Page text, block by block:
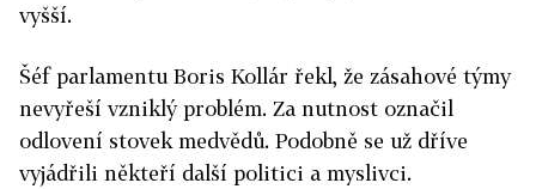
vyšší.
Šéf parlamentu Boris Kollár řekl, že zásahové týmy
nevyřeší vzniklý problém. Za nutnost označil
odlovení stovek medvědů. Podobně se už dříve
vyjádřili někteří další politici a myslivci.